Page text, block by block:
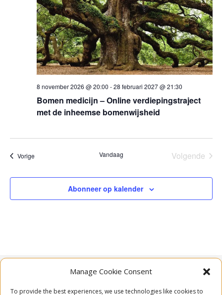
Manage Cookie Consent
To provide the best experiences, we use technologies like cookies to
8 november 2026 @ 20:00 -28 februari 2027 @ 21:30
Bomen medicijn – Online verdiepingstraject
met de inheemse bomenwijsheid
VorigeEvenementen Vandaag
Volgende
Abonneer op kalender